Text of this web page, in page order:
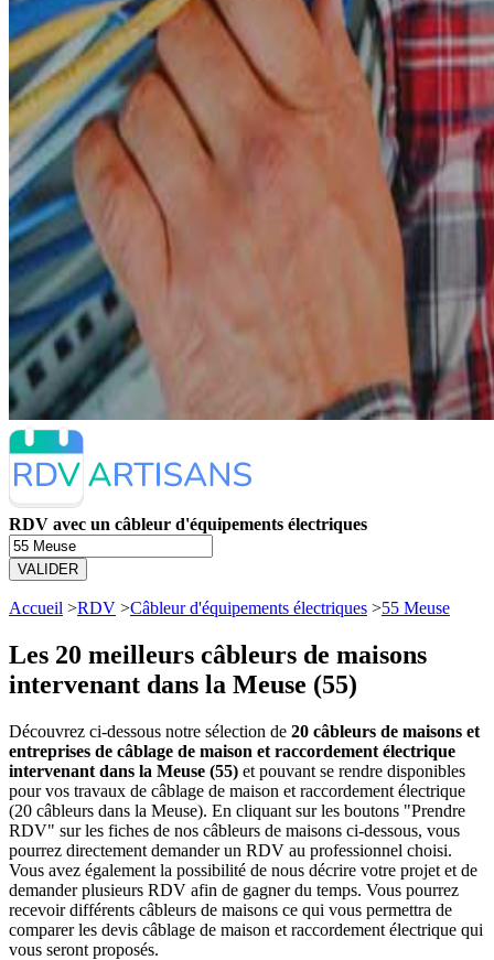
RDV avec un câbleur d'équipements électriques
VALIDER
Accueil >RDV >Câbleur d'équipements électriques >55 Meuse
Les 20 meilleurs câbleurs de maisons
intervenant dans la Meuse (55)
Découvrez ci-dessous notre sélection de 20 câbleurs de maisons et
entreprises de câblage de maison et raccordement électrique
intervenant dans la Meuse (55) et pouvant se rendre disponibles
pour vos travaux de câblage de maison et raccordement électrique
(20 câbleurs dans la Meuse). En cliquant sur les boutons "Prendre
RDV" sur les fiches de nos câbleurs de maisons ci-dessous, vous
pourrez directement demander un RDV au professionnel choisi.
Vous avez également la possibilité de nous décrire votre projet et de
demander plusieurs RDV afin de gagner du temps. Vous pourrez
recevoir différents câbleurs de maisons ce qui vous permettra de
comparer les devis câblage de maison et raccordement électrique qui
vous seront proposés.